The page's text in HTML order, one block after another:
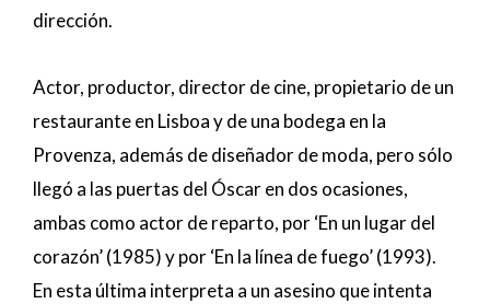
dirección.
Actor, productor, director de cine, propietario de un
restaurante en Lisboa y de una bodega en la
Provenza, además de diseñador de moda, pero sólo
llegó a las puertas del Óscar en dos ocasiones,
ambas como actor de reparto, por ‘En un lugar del
corazón’ (1985) y por ‘En la línea de fuego’ (1993).
En esta última interpreta a un asesino que intenta